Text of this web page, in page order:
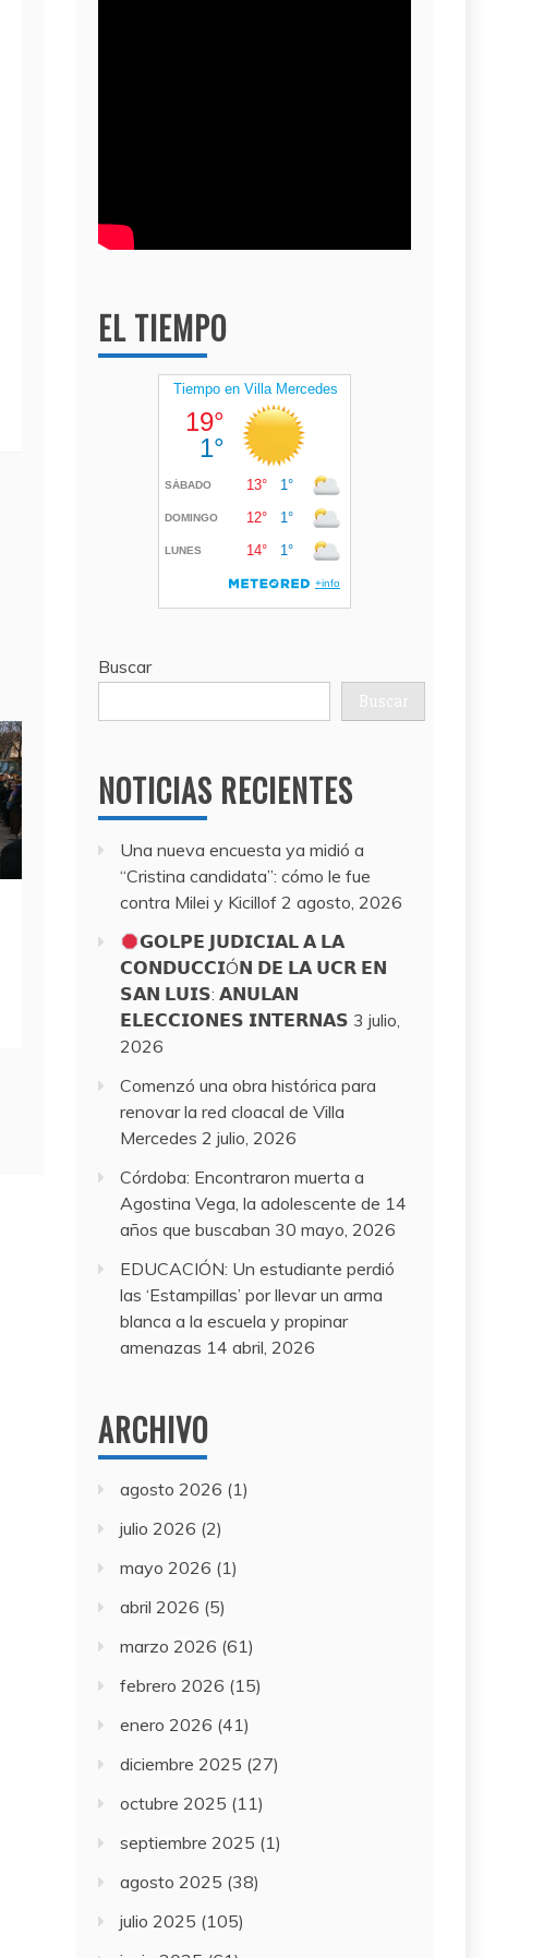
EL TIEMPO
Buscar
Buscar
NOTICIAS RECIENTES
Una nueva encuesta ya midió a
“Cristina candidata”: cómo le fue
contra Milei y Kicillof 2 agosto, 2026
𝗚𝗢𝗟𝗣𝗘 𝗝𝗨𝗗𝗜𝗖𝗜𝗔𝗟 𝗔 𝗟𝗔
𝗖𝗢𝗡𝗗𝗨𝗖𝗖𝗜Ó𝗡 𝗗𝗘 𝗟𝗔 𝗨𝗖𝗥 𝗘𝗡
𝗦𝗔𝗡 𝗟𝗨𝗜𝗦: 𝗔𝗡𝗨𝗟𝗔𝗡
𝗘𝗟𝗘𝗖𝗖𝗜𝗢𝗡𝗘𝗦 𝗜𝗡𝗧𝗘𝗥𝗡𝗔𝗦 3 julio,
2026
Comenzó una obra histórica para
renovar la red cloacal de Villa
Mercedes 2 julio, 2026
Córdoba: Encontraron muerta a
Agostina Vega, la adolescente de 14
años que buscaban 30 mayo, 2026
EDUCACIÓN: Un estudiante perdió
las ‘Estampillas’ por llevar un arma
blanca a la escuela y propinar
amenazas 14 abril, 2026
ARCHIVO
agosto 2026 (1)
julio 2026 (2)
mayo 2026 (1)
abril 2026 (5)
marzo 2026 (61)
febrero 2026 (15)
enero 2026 (41)
diciembre 2025 (27)
octubre 2025 (11)
septiembre 2025 (1)
agosto 2025 (38)
julio 2025 (105)